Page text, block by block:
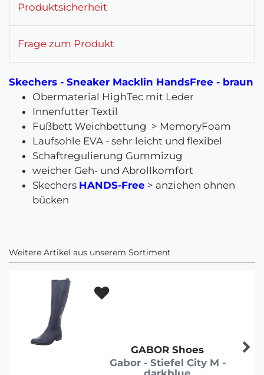
Produktsicherheit
Frage zum Produkt
Skechers - Sneaker Macklin HandsFree - braun
Obermaterial HighTec mit Leder
Innenfutter Textil
Fußbett Weichbettung > MemoryFoam
Laufsohle EVA - sehr leicht und flexibel
Schaftregulierung Gummizug
weicher Geh- und Abrollkomfort
Skechers HANDS-Free > anziehen ohnen
bücken
Weitere Artikel aus unserem Sortiment
GABOR Shoes
Gabor - Stiefel City M -